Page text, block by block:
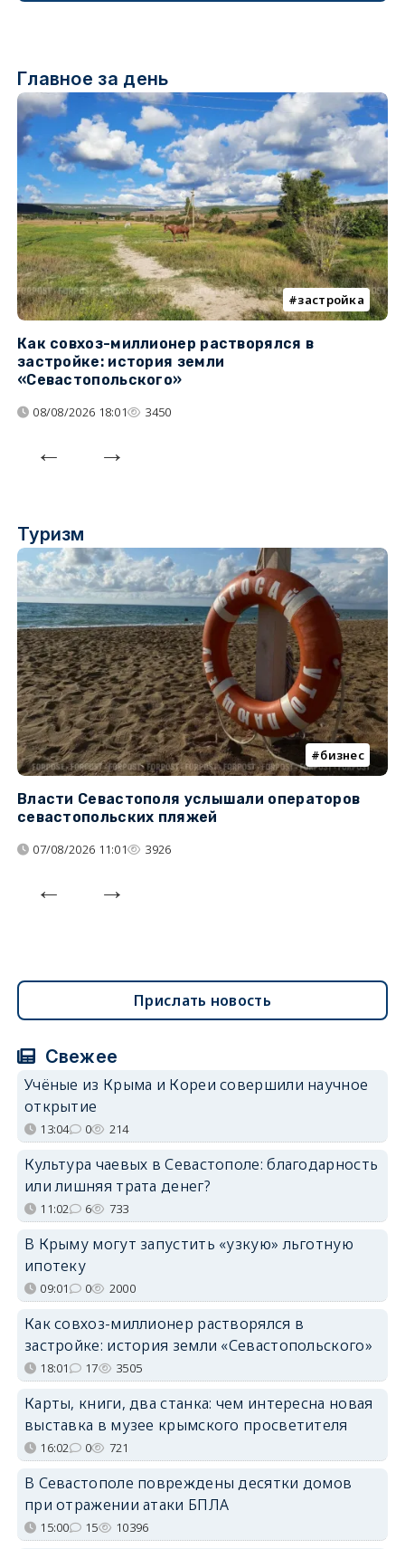
Главное за день
застройка
Как совхоз-миллионер растворялся в
застройке: история земли
«Севастопольского»
08/08/2026 18:01 3450
Туризм
бизнес
Власти Севастополя услышали операторов
севастопольских пляжей
07/08/2026 11:01 3926
Прислать новость
Свежее
Учёные из Крыма и Кореи совершили научное
открытие
13:04 0 214
Культура чаевых в Севастополе: благодарность
или лишняя трата денег?
11:02 6 733
В Крыму могут запустить «узкую» льготную
ипотеку
09:01 0 2000
Как совхоз-миллионер растворялся в
застройке: история земли «Севастопольского»
18:01 17 3505
Карты, книги, два станка: чем интересна новая
выставка в музее крымского просветителя
16:02 0 721
В Севастополе повреждены десятки домов
при отражении атаки БПЛА
15:00 15 10396